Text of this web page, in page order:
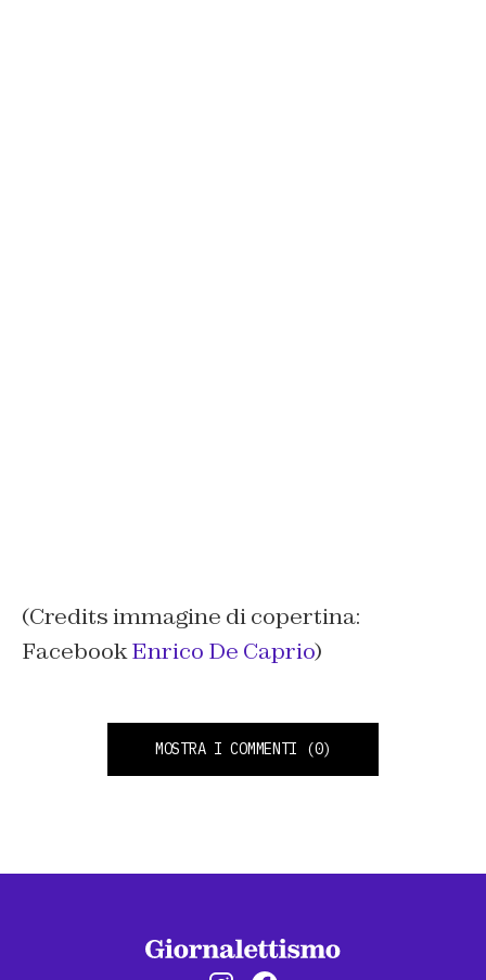
(Credits immagine di copertina:
FacebookEnrico De Caprio)
MOSTRA I COMMENTI (0)